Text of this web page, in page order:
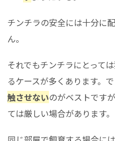
チンチラの安全には十分に
ん。
それでもチンチラにとって
るケースが多くあります。
触させないのがベストです
ては厳しい場合があります。